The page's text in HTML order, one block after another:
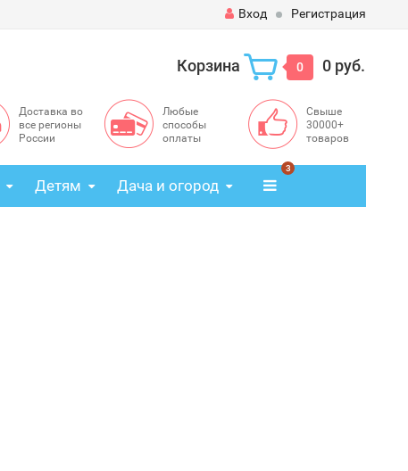
Вход Регистрация
Корзина 0 0 руб.
Доставка во
все регионы
России
Любые
способы
оплаты
Свыше
30000+
товаров
Детям Дача и огород
3